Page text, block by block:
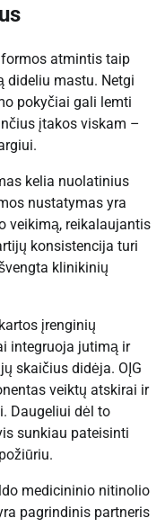
atmintis taip
dideliu mastu. Netgi
pokyčiai gali lemti
įtakos viskam –
kelia nuolatinius
nustatymas yra
veikimą, reikalaujantis
konsistencija turi
klinikinių
įrenginių
integruoja jutimą ir
skaičius didėja. OĮG
veiktų atskirai ir
Daugeliui dėl to
sunkiau pateisinti
medicininio nitinolio
pagrindinis partneris